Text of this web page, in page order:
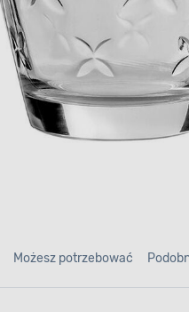
Możesz potrzebować